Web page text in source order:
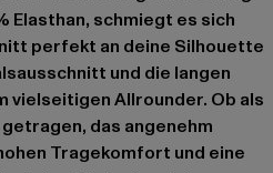
Elasthan, schmiegt es sich
perfekt an deine Silhouette
und die langen
vielseitigen Allrounder. Ob als
das angenehm
Tragekomfort und eine